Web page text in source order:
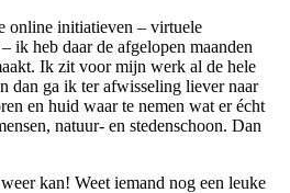
online initiatieven – virtuele
ik heb daar de afgelopen maanden
Ik zit voor mijn werk al de hele
dan ga ik ter afwisseling liever naar
en huid waar te nemen wat er écht
natuur- en stedenschoon. Dan
kan! Weet iemand nog een leuke